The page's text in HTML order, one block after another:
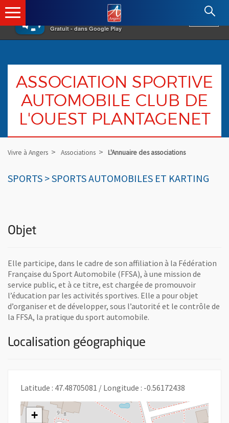
×
Gratuit - dans Google Play
Angers.fr : Retour à l'accueil
ASSOCIATION SPORTIVE
AUTOMOBILE CLUB DE
L'OUEST PLANTAGENET
Vivre à Angers Associations L'Annuaire des associations
SPORTS > SPORTS AUTOMOBILES ET KARTING
Objet
Elle participe, dans le cadre de son affiliation à la Fédération
Française du Sport Automobile (FFSA), à une mission de
service public, et à ce titre, est chargée de promouvoir
l’éducation par les activités sportives. Elle a pour objet
d’organiser et de développer, sous l’autorité et le contrôle de
la FFSA, la pratique du sport automobile.
Localisation géographique
Latitude : 47.48705081 / Longitude : -0.56172438
+